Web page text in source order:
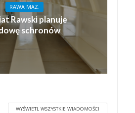
RAWA MAZ.
Rawski planuje
schronów
WYŚWIETL WSZYSTKIE WIADOMOŚCI